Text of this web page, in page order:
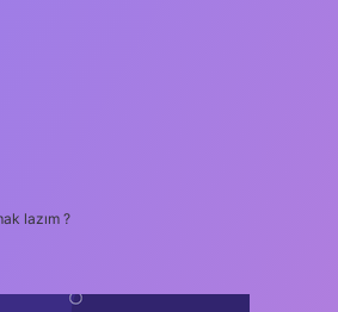
lazım ?